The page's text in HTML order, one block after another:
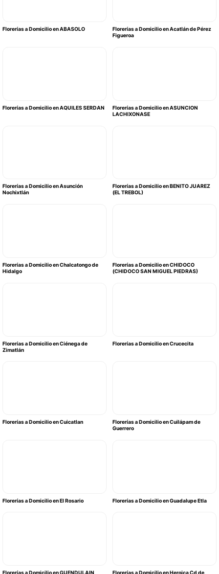
Florerías a Domicilio en ABASOLO
Florerías a Domicilio en Acatlán de Pérez
Figueroa
Florerías a Domicilio en AQUILES SERDAN
Florerías a Domicilio en ASUNCION
LACHIXONASE
Florerías a Domicilio en Asunción
Nochixtlán
Florerías a Domicilio en BENITO JUAREZ
(EL TREBOL)
Florerías a Domicilio en Chalcatongo de
Hidalgo
Florerías a Domicilio en CHIDOCO
(CHIDOCO SAN MIGUEL PIEDRAS)
Florerías a Domicilio en Ciénega de
Zimatlán
Florerías a Domicilio en Crucecita
Florerías a Domicilio en Cuicatlan
Florerías a Domicilio en Cuilápam de
Guerrero
Florerías a Domicilio en El Rosario Florerías a Domicilio en Guadalupe Etla